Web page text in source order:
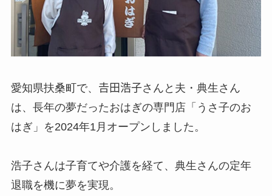
愛知県扶桑町で、𠮷田浩子さんと夫・典生さん
は、長年の夢だったおはぎの専門店「うさ子のお
はぎ」を2024年1月オープンしました。
浩子さんは子育てや介護を経て、典生さんの定年
退職を機に夢を実現。